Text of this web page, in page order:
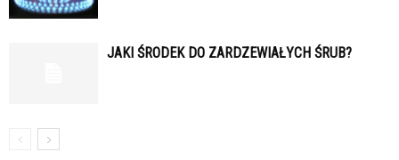
JAKI ŚRODEK DO ZARDZEWIAŁYCH ŚRUB?